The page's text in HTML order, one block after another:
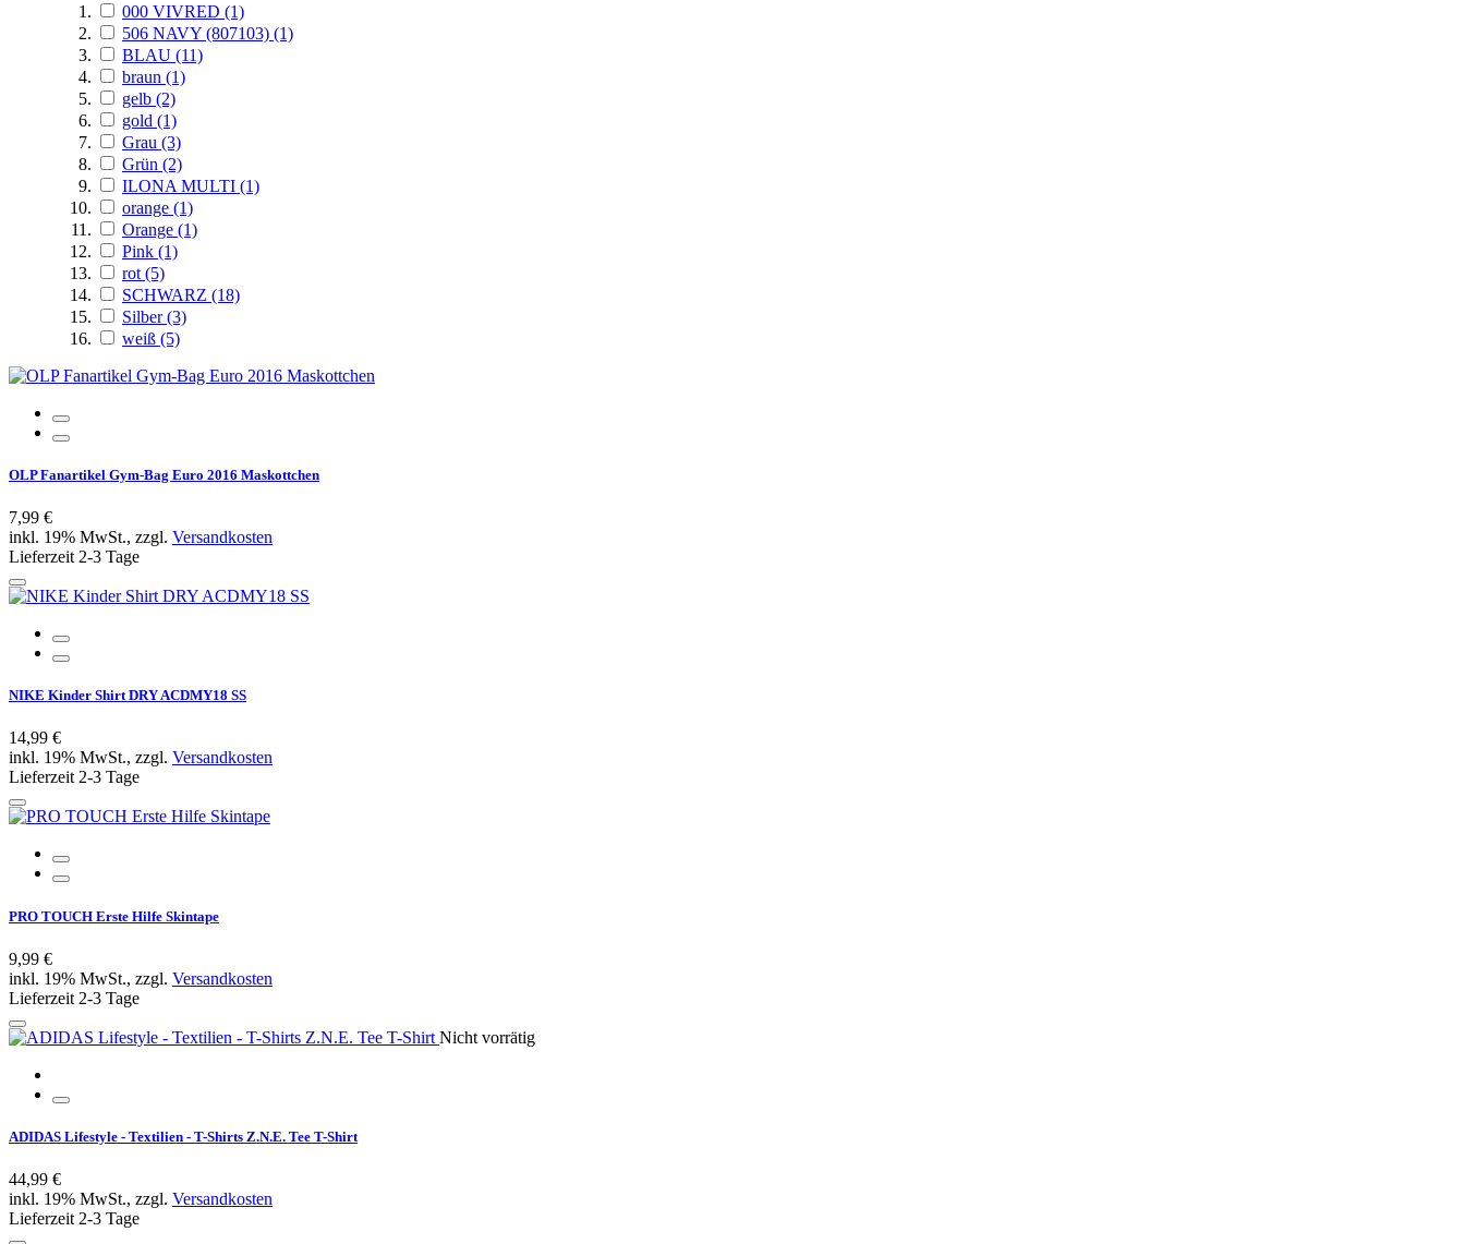
000 VIVRED (1)
506 NAVY (807103) (1)
BLAU (11)
braun (1)
gelb (2)
gold (1)
Grau (3)
Grün (2)
ILONA MULTI (1)
orange (1)
Orange (1)
Pink (1)
rot (5)
SCHWARZ (18)
Silber(3)
weiß (5)
OLP Fanartikel Gym-Bag Euro 2016 Maskottchen
7,99 €
inkl. 19% MwSt., zzgl. Versandkosten
Lieferzeit 2-3 Tage
NIKE Kinder Shirt DRY ACDMY18 SS
14,99 €
inkl. 19% MwSt., zzgl. Versandkosten
Lieferzeit 2-3 Tage
PRO TOUCH Erste Hilfe Skintape
9,99 €
inkl. 19% MwSt., zzgl. Versandkosten
Lieferzeit 2-3 Tage
Nicht vorrätig
ADIDAS Lifestyle - Textilien - T-Shirts Z.N.E. Tee T-Shirt
44,99 €
inkl. 19% MwSt., zzgl. Versandkosten
Lieferzeit 2-3 Tage